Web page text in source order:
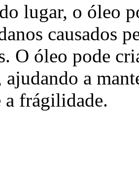
lugar, o óleo
causados
O óleo pode
ajudando a
a frágilidade.